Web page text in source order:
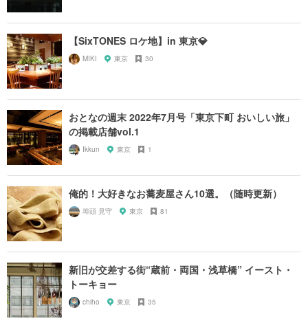
【SixTONES ロケ地】in 東京💎
MIKI 東京 30
おとなの週末 2022年7月号「東京下町 おいしい旅」
の掲載店舗vol.1
Ikkun 東京 1
俺的！大好きなお蕎麦屋さん10選。（随時更新）
埠頭 見守 東京 81
新旧が交差する街“蔵前・両国・浅草橋” イースト・
トーキョー
chiho 東京 35